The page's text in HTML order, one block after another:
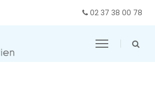
02 37 38 00 78